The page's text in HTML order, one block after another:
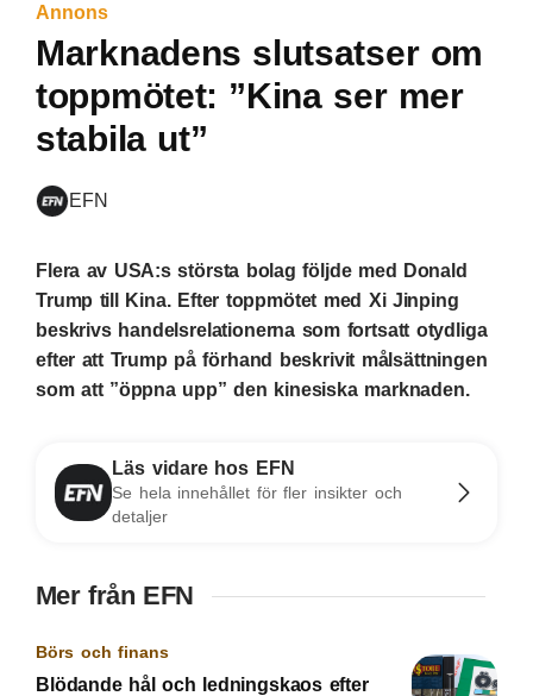
Annons
Marknadens slutsatser om
toppmötet: ”Kina ser mer
stabila ut”
EFN
Flera av USA:s största bolag följde med Donald
Trump till Kina. Efter toppmötet med Xi Jinping
beskrivs handelsrelationerna som fortsatt otydliga
efter att Trump på förhand beskrivit målsättningen
som att ”öppna upp” den kinesiska marknaden.
Läs vidare hos EFN
Se hela innehållet för fler insikter och
detaljer
Mer från EFN
Börs och finans
Blödande hål och ledningskaos efter